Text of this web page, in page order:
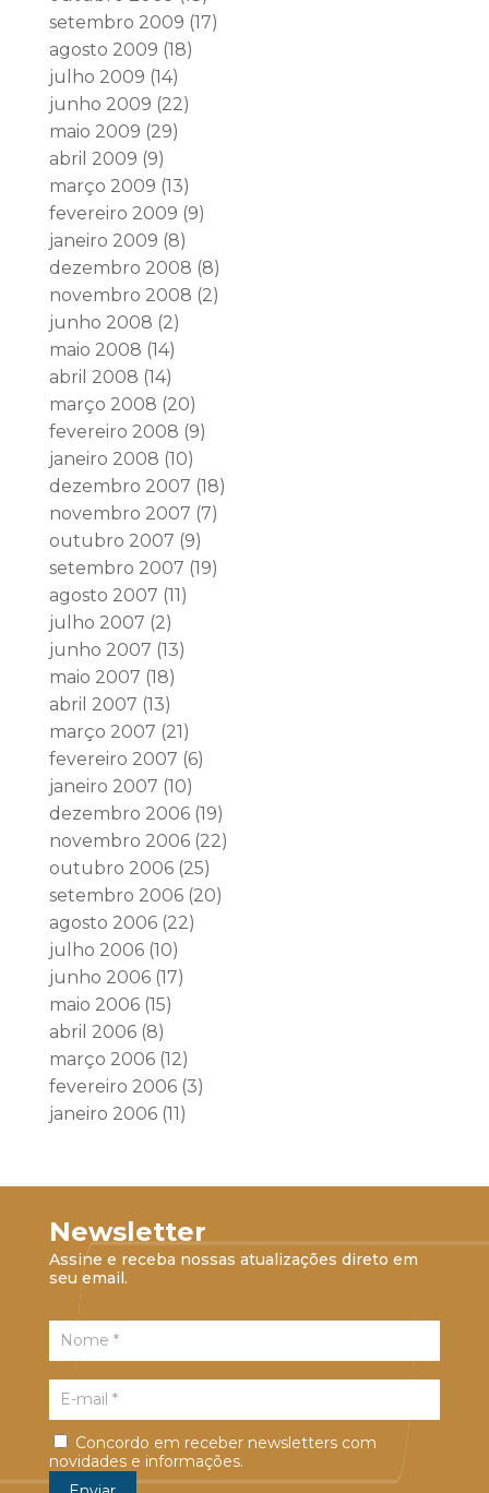
setembro 2009 (17)
agosto 2009 (18)
julho 2009 (14)
junho 2009 (22)
maio 2009 (29)
abril 2009 (9)
março 2009 (13)
fevereiro 2009 (9)
janeiro 2009 (8)
dezembro 2008 (8)
novembro 2008 (2)
junho 2008 (2)
maio 2008 (14)
abril 2008 (14)
março 2008 (20)
fevereiro 2008 (9)
janeiro 2008 (10)
dezembro 2007 (18)
novembro 2007 (7)
outubro 2007 (9)
setembro 2007 (19)
agosto 2007 (11)
julho 2007 (2)
junho 2007 (13)
maio 2007 (18)
abril 2007 (13)
março 2007 (21)
fevereiro 2007 (6)
janeiro 2007 (10)
dezembro 2006(19)
novembro 2006(22)
outubro 2006(25)
setembro 2006(20)
agosto 2006(22)
julho 2006(10)
junho 2006(17)
maio 2006(15)
abril 2006(8)
março 2006(12)
fevereiro 2006(3)
janeiro 2006(11)
Newsletter
Assine e receba nossas atualizações direto em
seu email.
Concordo em receber newsletters com
novidades e informações.